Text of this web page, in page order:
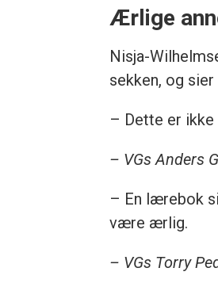
Ærlige
Nisja-
sekken, og
– Dette er ikke
– VGs Anders
– En lærebok
være ærlig.
– VGs Torry